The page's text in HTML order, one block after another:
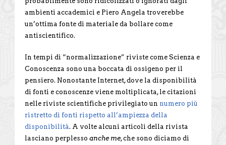
ambienti accademici e Piero Angela troverebbe
un’ottima fonte di materiale da bollare come
antiscientifico.
In tempi di “normalizzazione” riviste come Scienza e
Conoscenza sono una boccata di ossigeno per il
pensiero. Nonostante Internet, dove la disponibilità
di fonti e conoscenze viene moltiplicata, le citazioni
nelle riviste scientifiche privilegiato un numero più
ristretto di fonti rispetto all’ampiezza della
disponibilità. A volte alcuni articoli della rivista
lasciano perplesso anche me, che sono diciamo di